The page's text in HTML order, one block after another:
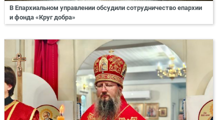
В Епархиальном управлении обсудили сотрудничество епархии
и фонда «Круг добра»